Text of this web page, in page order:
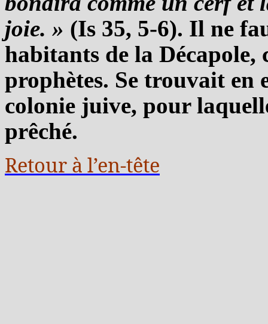
joie. » (Is 35, 5-6). Il ne
habitants de la Décapole,
prophètes. Se trouvait
colonie juive, pour
prêché.
Retour à l’en-tête